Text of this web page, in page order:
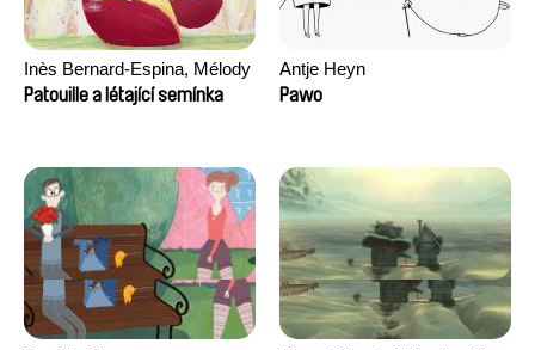
Inès Bernard-Espina, Mélody
Boulissière, Clémentine
Patouille a létající semínka
Antje Heyn
Pawo